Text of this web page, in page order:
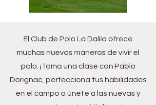
El Club de Polo La Dalila ofrece
muchas nuevas maneras de vivir el
polo. ¡Toma una clase con Pablo
Dorignac, perfecciona tus habilidades
en el campo o únete a las nuevas y